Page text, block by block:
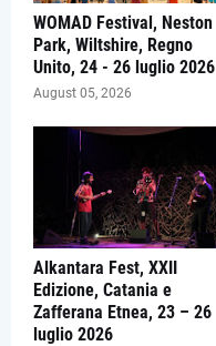
WOMAD Festival, Neston
Park, Wiltshire, Regno
Unito, 24 - 26 luglio 2026
August 05, 2026
Alkantara Fest, XXII
Edizione, Catania e
Zafferana Etnea, 23 – 26
luglio 2026